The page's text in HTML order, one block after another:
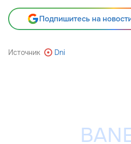
Подпишитесь на
Источник Dni